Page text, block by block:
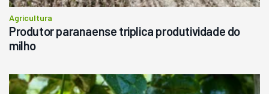
Agricultura
Produtor paranaense triplica produtividade do
milho